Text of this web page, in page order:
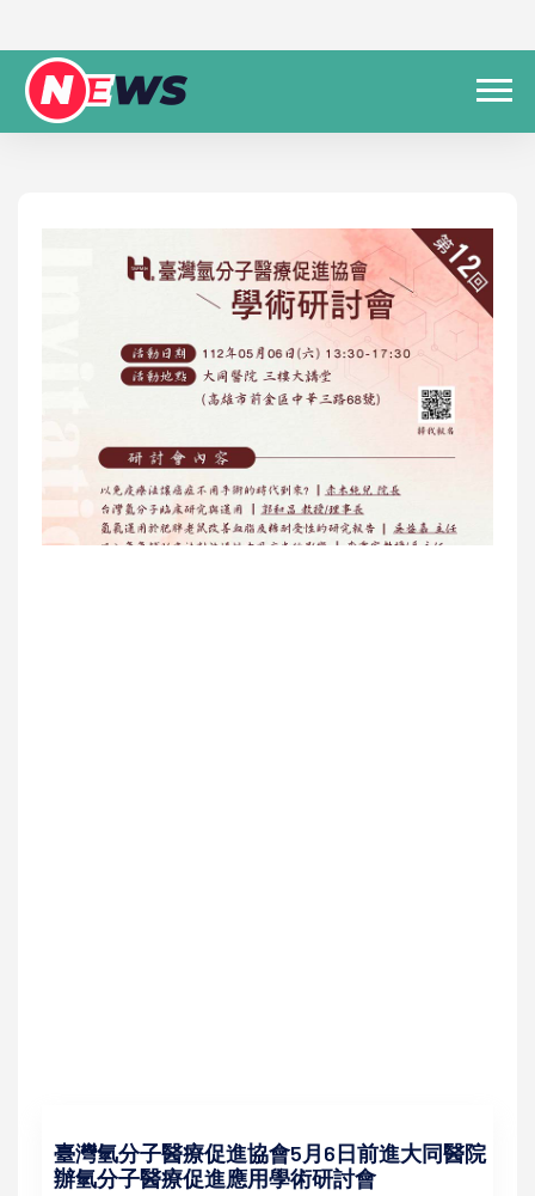
臺灣氫分子醫療促進協會5月6日前進大同醫院
辦氫分子醫療促進應用學術研討會